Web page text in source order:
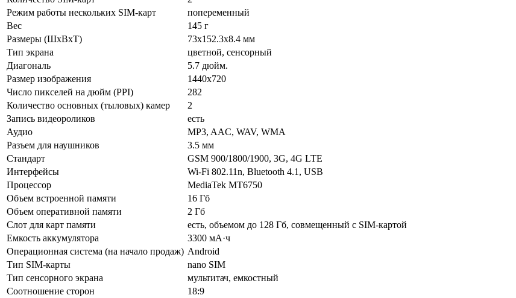
Режим работы нескольких SIM-карт
попеременный
Вес
145 г
Размеры (ШxВxТ)
73x152.3x8.4 мм
Тип экрана
цветной, сенсорный
Диагональ
5.7 дюйм.
Размер изображения
1440x720
Число пикселей на дюйм (PPI)
282
Количество основных (тыловых) камер
2
Запись видеороликов
есть
Аудио
MP3, AAC, WAV, WMA
Разъем для наушников
3.5 мм
Стандарт
GSM 900/1800/1900, 3G, 4G LTE
Интерфейсы
Wi-Fi 802.11n, Bluetooth 4.1, USB
Процессор
MediaTek MT6750
Объем встроенной памяти
16 Гб
Объем оперативной памяти
2 Гб
Слот для карт памяти
есть, объемом до 128 Гб, совмещенный с SIM-картой
Емкость аккумулятора
3300 мА·ч
Операционная система (на начало продаж) Android
Тип SIM-карты
nano SIM
Тип сенсорного экрана
мультитач, емкостный
Соотношение сторон
18:9